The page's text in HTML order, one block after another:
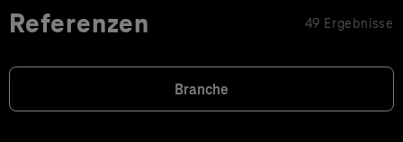
Referenzen 49 Ergebnisse
Branche